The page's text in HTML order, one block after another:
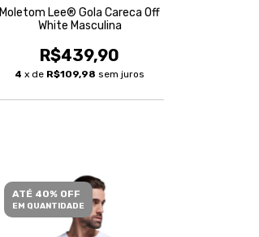
Moletom Lee® Gola Careca Off
White Masculina
R$439,90
4 x de R$109,98 sem juros
ATÉ 40% OFF
EM QUANTIDADE